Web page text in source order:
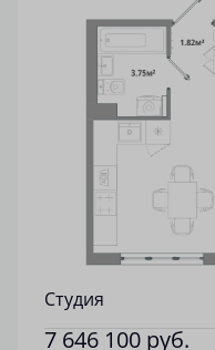
Студия
7 646 100 руб.